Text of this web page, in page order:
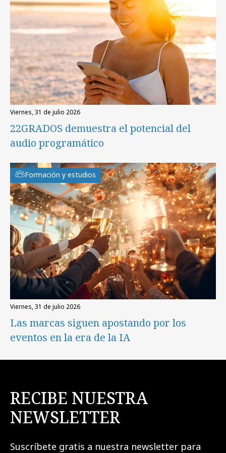
viernes, 31 de julio 2026
22GRADOS demuestra el potencial del
audio programático
Formación y estudios
viernes, 31 de julio 2026
Las marcas siguen apostando por los
eventos en la era de la IA
RECIBE NUESTRA
NEWSLETTER
Suscríbete gratis a nuestra newsletter para